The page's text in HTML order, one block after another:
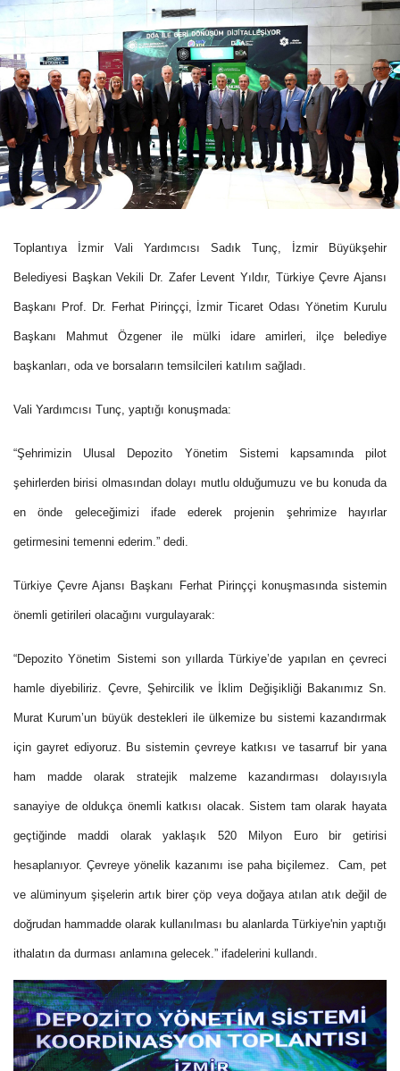
Toplantıya İzmir Vali Yardımcısı Sadık Tunç, İzmir Büyükşehir
Belediyesi Başkan Vekili Dr. Zafer Levent Yıldır, Türkiye Çevre Ajansı
Başkanı Prof. Dr. Ferhat Pirinççi, İzmir Ticaret Odası Yönetim Kurulu
Başkanı Mahmut Özgener ile mülki idare amirleri, ilçe belediye
başkanları, oda ve borsaların temsilcileri katılım sağladı.
Vali Yardımcısı Tunç, yaptığı konuşmada:
“Şehrimizin Ulusal Depozito Yönetim Sistemi kapsamında pilot
şehirlerden birisi olmasından dolayı mutlu olduğumuzu ve bu konuda da
en önde geleceğimizi ifade ederek projenin şehrimize hayırlar
getirmesini temenni ederim.” dedi.
Türkiye Çevre Ajansı Başkanı Ferhat Pirinççi konuşmasında sistemin
önemli getirileri olacağını vurgulayarak:
“Depozito Yönetim Sistemi son yıllarda Türkiye’de yapılan en çevreci
hamle diyebiliriz. Çevre, Şehircilik ve İklim Değişikliği Bakanımız Sn.
Murat Kurum’un büyük destekleri ile ülkemize bu sistemi kazandırmak
için gayret ediyoruz. Bu sistemin çevreye katkısı ve tasarruf bir yana
ham madde olarak stratejik malzeme kazandırması dolayısıyla
sanayiye de oldukça önemli katkısı olacak. Sistem tam olarak hayata
geçtiğinde maddi olarak yaklaşık 520 Milyon Euro bir getirisi
hesaplanıyor. Çevreye yönelik kazanımı ise paha biçilemez. Cam, pet
ve alüminyum şişelerin artık birer çöp veya doğaya atılan atık değil de
doğrudan hammadde olarak kullanılması bu alanlarda Türkiye'nin yaptığı
ithalatın da durması anlamına gelecek.” ifadelerini kullandı.